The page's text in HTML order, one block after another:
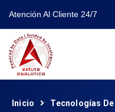
Atención Al Cliente 24/7
Inicio
Tecnologías